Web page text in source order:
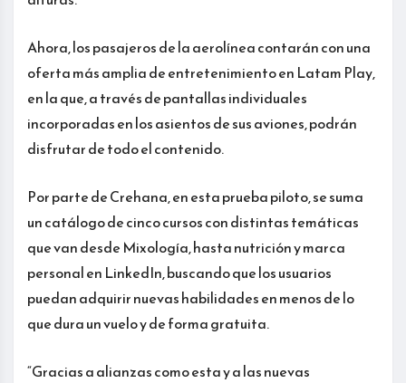
Ahora, los pasajeros de la aerolínea contarán con una
oferta más amplia de entretenimiento en Latam Play,
en la que, a través de pantallas individuales
incorporadas en los asientos de sus aviones, podrán
disfrutar de todo el contenido.
Por parte de Crehana, en esta prueba piloto, se suma
un catálogo de cinco cursos con distintas temáticas
que van desde Mixología, hasta nutrición y marca
personal en LinkedIn, buscando que los usuarios
puedan adquirir nuevas habilidades en menos de lo
que dura un vuelo y de forma gratuita.
“Gracias a alianzas como esta y a las nuevas